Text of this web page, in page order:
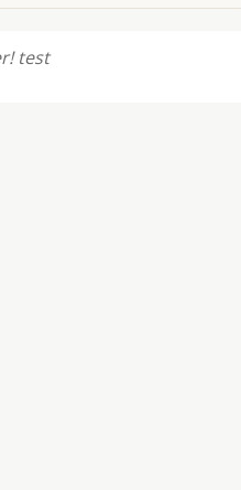
test